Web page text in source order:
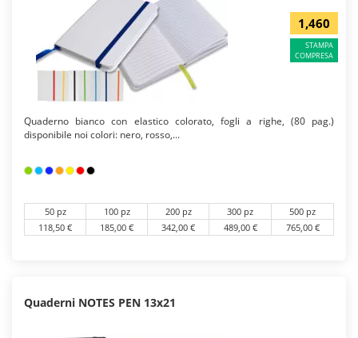
1,460
STAMPA
COMPRESA
Quaderno bianco con elastico colorato, fogli a righe, (80 pag.)
disponibile noi colori: nero, rosso,...
50 pz 100 pz 200 pz 300 pz
500 pz
118,50 €
185,00 € 342,00 € 489,00 € 765,00 €
Quaderni NOTES PEN 13x21